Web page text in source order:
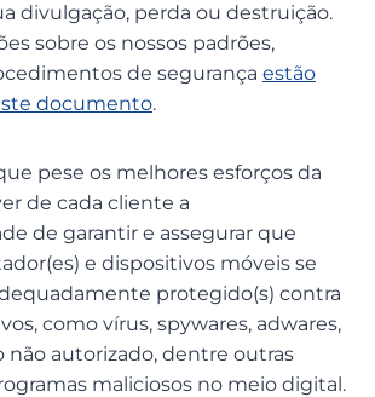
divulgação, perda ou destruição.
sobre os nossos padrões,
de segurança estão
documento.
pese os melhores esforços da
de cada cliente a
de garantir e assegurar que
e dispositivos móveis se
protegido(s) contra
como vírus, spywares, adwares,
não autorizado, dentre outras
maliciosos no meio digital.